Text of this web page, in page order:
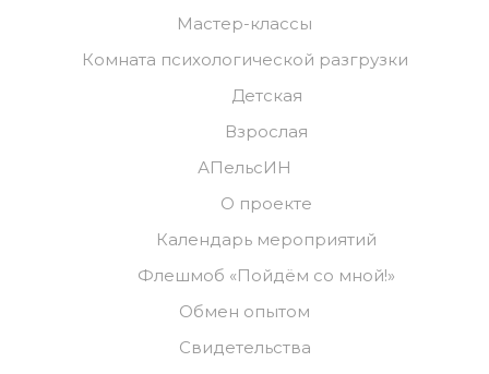
Мастер-классы
Комната психологической разгрузки
Детская
Взрослая
АПельсИН
О проекте
Календарь мероприятий
Флешмоб «Пойдём со мной!»
Обмен опытом
Свидетельства